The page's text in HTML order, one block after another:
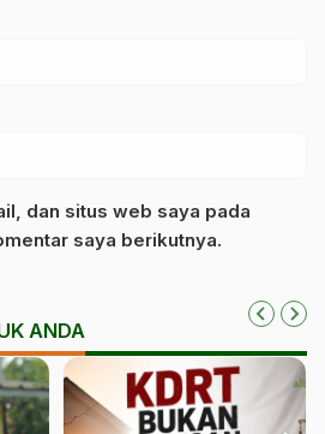
dan situs web saya pada
saya berikutnya.
ANDA